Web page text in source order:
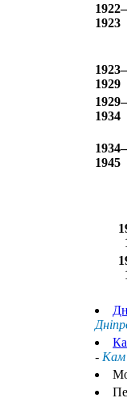
1922–
1923
1923–
1929
1929–
1934
1934–
1945
-